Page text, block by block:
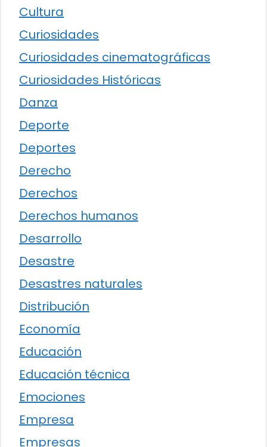
Cultura
Curiosidades
Curiosidades cinematográficas
Curiosidades Históricas
Danza
Deporte
Deportes
Derecho
Derechos
Derechos humanos
Desarrollo
Desastre
Desastres naturales
Distribución
Economía
Educación
Educación técnica
Emociones
Empresa
Empresas